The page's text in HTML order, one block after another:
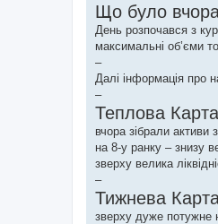
s
t
Що було
День розпочався з
максимальні об’єми
–
Далі інформація про
–
Теплова Карта
вчора зібрали активи
на 8-у ранку – знизу
зверху велика
–
Тижнева Карта
зверху дуже потужне